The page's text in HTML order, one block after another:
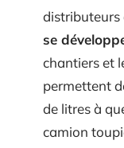
distributeurs
se
chantiers et
permettent
de litres à
camion